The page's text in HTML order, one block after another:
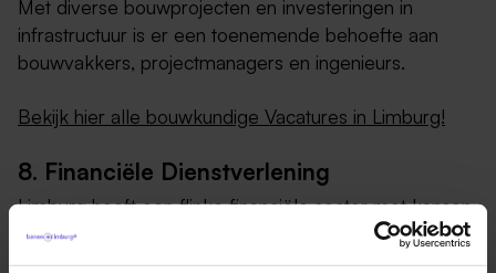
Met diverse bouwprojecten en investeringen in
infrastructuur is er een toenemende behoefte aan
bouwvakkers, projectmanagers en ingenieurs.
Bekijk hier alle bouwkundige Vacatures in Limburg!
8. Financiële Dienstverlening
Limburg heeft een flinke financiële sector met kansen
voor professionals in de bank- en verzekeringswereld,
financieel adviseurs en accountants.